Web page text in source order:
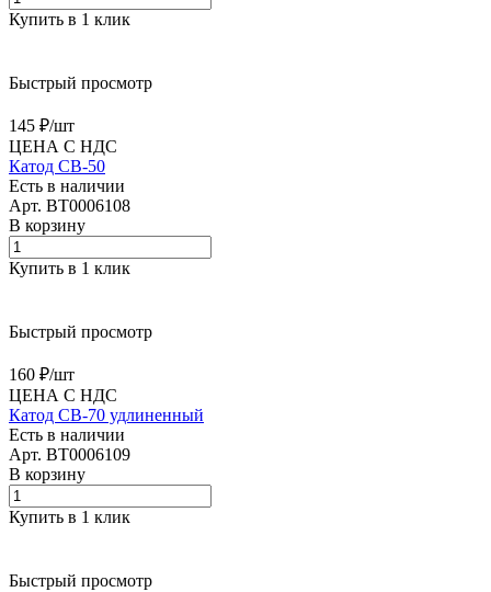
Купить в 1 клик
Быстрый просмотр
145 ₽/шт
ЦЕНА С НДС
Катод CB-50
Есть в наличии
Арт. BT0006108
В корзину
Купить в 1 клик
Быстрый просмотр
160 ₽/шт
ЦЕНА С НДС
Катод CB-70 удлиненный
Есть в наличии
Арт. BT0006109
В корзину
Купить в 1 клик
Быстрый просмотр